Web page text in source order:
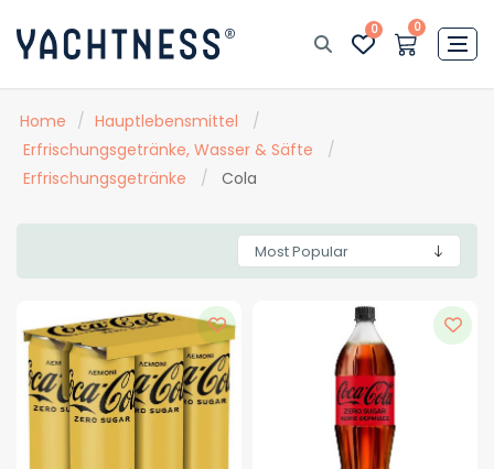
0 0
Home / Hauptlebensmittel
/
Erfrischungsgetränke, Wasser & Säfte
/
Erfrischungsgetränke
/ Cola